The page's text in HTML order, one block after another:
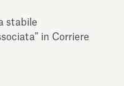
stabile
in Corriere